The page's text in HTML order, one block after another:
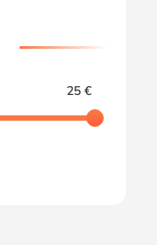
25 €